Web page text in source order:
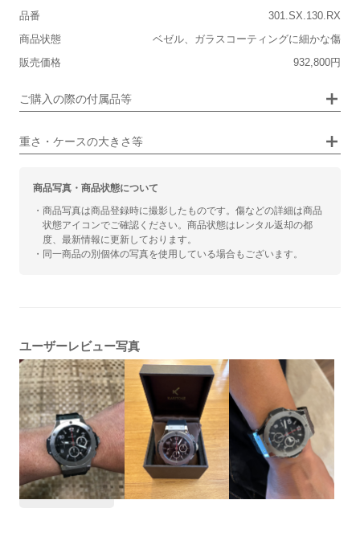
品番
301.SX.130.RX
商品状態
ベゼル、ガラスコーティングに細かな傷
販売価格
932,800円
ご購入の際の付属品等
重さ・ケースの大きさ等
■装飾感
カジュアル ビジネス
商品写真・商品状態について
・商品写真は商品登録時に撮影したものです。傷などの詳細は商品
状態アイコンでご確認ください。商品状態はレンタル返却の都
度、最新情報に更新しております。
・同一商品の別個体の写真を使用している場合もございます。
ユーザーレビュー写真
#レビュー高評価